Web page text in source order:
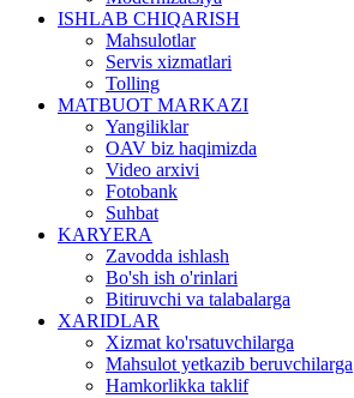
ISHLAB CHIQARISH
Mahsulotlar
Servis xizmatlari
Tolling
MATBUOT MARKAZI
Yangiliklar
OAV biz haqimizda
Video arxivi
Fotobank
Suhbat
KARYERA
Zavodda ishlash
Bo'sh ish o'rinlari
Bitiruvchi va talabalarga
XARIDLAR
Xizmat ko'rsatuvchilarga
Mahsulot yetkazib beruvchilarga
Hamkorlikka taklif